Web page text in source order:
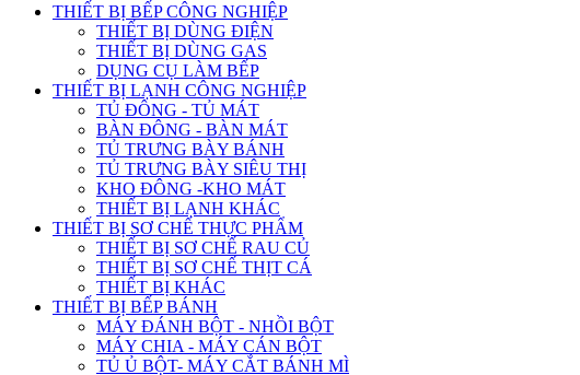
THIẾT BỊ BẾP CÔNG NGHIỆP
THIẾT BỊ DÙNG ĐIỆN
THIẾT BỊ DÙNG GAS
DỤNG CỤ LÀM BẾP
THIẾT BỊ LẠNH CÔNG NGHIỆP
TỦ ĐÔNG - TỦ MÁT
BÀN ĐÔNG - BÀN MÁT
TỦ TRƯNG BÀY BÁNH
TỦ TRƯNG BÀY SIÊU THỊ
KHO ĐÔNG -KHO MÁT
THIẾT BỊ LẠNH KHÁC
THIẾT BỊ SƠ CHẾ THỰC PHẨM
THIẾT BỊ SƠ CHẾ RAU CỦ
THIẾT BỊ SƠ CHẾ THỊT CÁ
THIẾT BỊ KHÁC
THIẾT BỊ BẾP BÁNH
MÁY ĐÁNH BỘT - NHỒI BỘT
MÁY CHIA - MÁY CÁN BỘT
TỦ Ủ BỘT- MÁY CẮT BÁNH MÌ